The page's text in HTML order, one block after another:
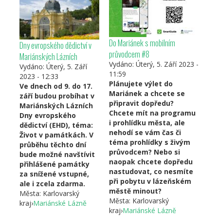
Dny evropského dědictví v
Mariánských Lázních
Vydáno: Úterý, 5. Září
2023 - 12:33
Ve dnech od 9. do 17.
září budou probíhat v
Mariánských Lázních
Dny evropského
dědictví (EHD), téma:
Život v památkách. V
průběhu těchto dní
bude možné navštívit
přihlášené památky
za snížené vstupné,
ale i zcela zdarma.
Města: Karlovarský
kraj›Mariánské Lázně
Do Mariánek s mobilním
průvodcem #8
Vydáno: Úterý, 5. Září 2023 -
11:59
Plánujete výlet do
Mariánek a chcete se
připravit dopředu?
Chcete mít na programu
i prohlídku města, ale
nehodí se vám čas či
téma prohlídky s živým
průvodcem? Nebo si
naopak chcete dopředu
nastudovat, co nesmíte
při pobytu v lázeňském
městě minout?
Města: Karlovarský
kraj›Mariánské Lázně